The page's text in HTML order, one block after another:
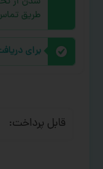
طریق
برای
قابل پرداخت: